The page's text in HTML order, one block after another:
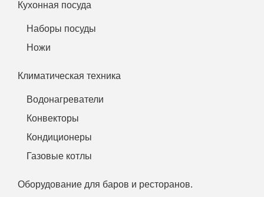
Кухонная посуда
Наборы посуды
Ножи
Климатическая техника
Водонагреватели
Конвекторы
Кондиционеры
Газовые котлы
Оборудование для баров и ресторанов.